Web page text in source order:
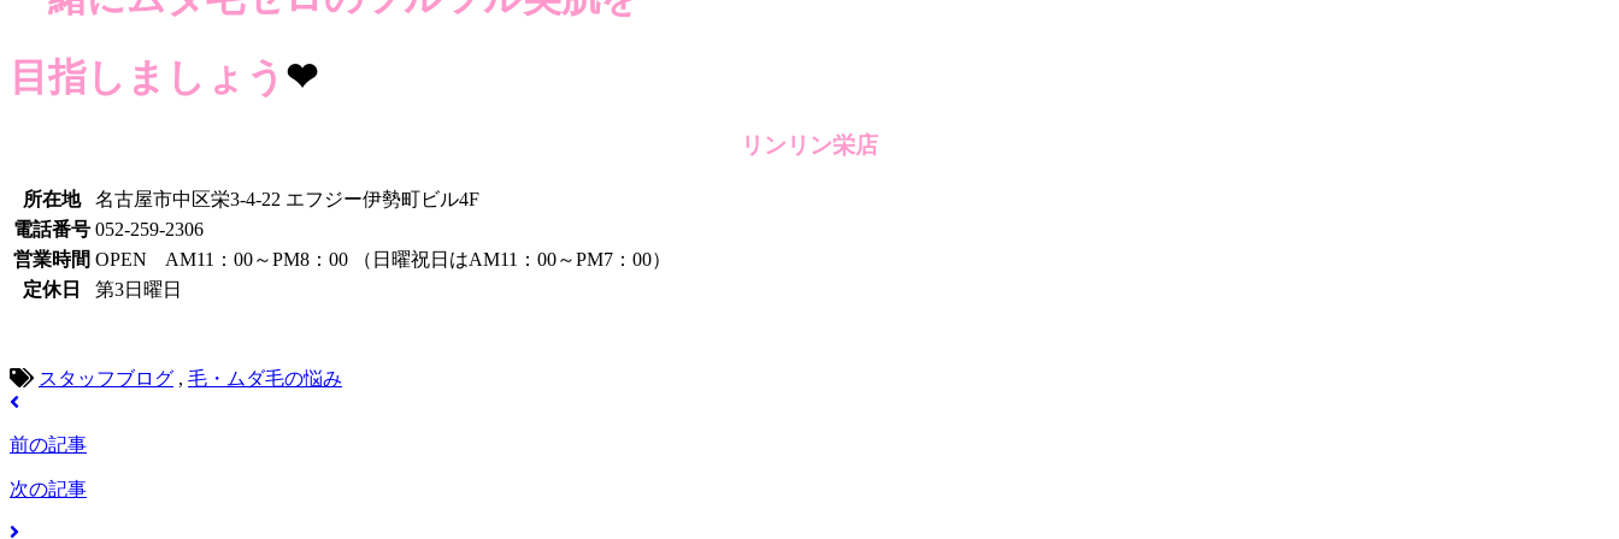
目指しましょう ❤
リンリン栄店
所在地
名古屋市中区栄3-4-22 エフジー伊勢町ビル4F
電話番号 052-259-2306
営業時間 OPEN AM11：00～PM8：00 （日曜祝日はAM11：00～PM7：00）
定休日
第3日曜日
スタッフブログ , 毛・ムダ毛の悩み
前の記事
次の記事